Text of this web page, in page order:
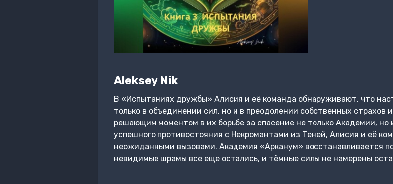
Aleksey Nik
В «Испытаниях дружбы» Алисия и её команда обнаруживают, что
только в объединении сил, но и в преодолении собственных
решающим моментом в их борьбе за спасение не только Академии, но
успешного противостояния с Некромантами из Теней, Алисия и её
неожиданными вызовами. Академия «Арканум» восстанавливается
невидимые шрамы все еще остались, и тёмные силы не намерены